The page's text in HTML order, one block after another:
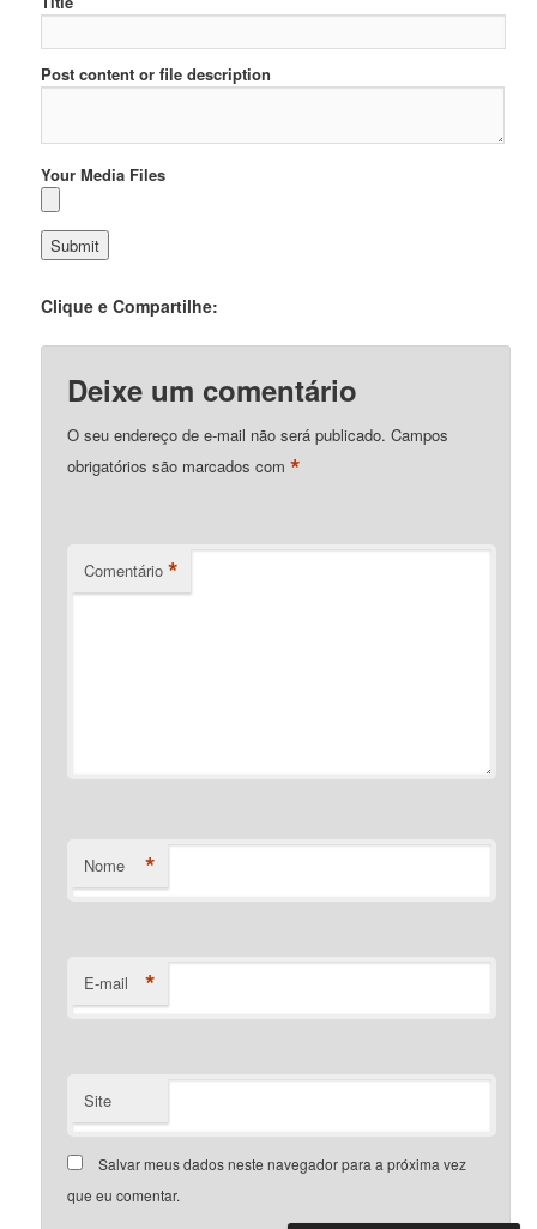
Post content or file description
Your Media Files
Clique e Compartilhe:
Deixe um comentário
O seu endereço de e-mail não será publicado. Campos
obrigatórios são marcados com*
Comentário *
Nome *
E-mail *
Site
Salvar meus dados neste navegador para a próxima vez
que eu comentar.